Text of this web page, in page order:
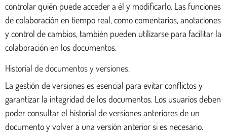
controlar quién puede acceder a él y modificarlo. Las funciones
de colaboración en tiempo real, como comentarios, anotaciones
y control de cambios, también pueden utilizarse para facilitar la
colaboración en los documentos.
Historial de documentos y versiones.
La gestión de versiones es esencial para evitar conflictos y
garantizar la integridad de los documentos. Los usuarios deben
poder consultar el historial de versiones anteriores de un
documento y volver a una versión anterior si es necesario.